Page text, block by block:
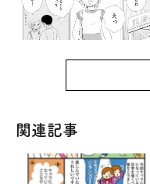
関連記事